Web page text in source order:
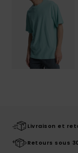
Livraison et
Retours sous